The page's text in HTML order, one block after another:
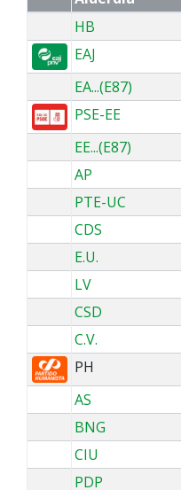
HB
EAJ
EA...(E87)
PSE-EE
EE...(E87)
AP
PTE-UC
CDS
E.U.
LV
CSD
C.V.
PH
AS
BNG
CIU
PDP